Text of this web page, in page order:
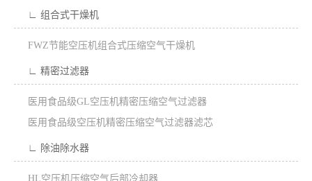
∟ 组合式干燥机
FWZ节能空压机组合式压缩空气干燥机
∟ 精密过滤器
医用食品级GL空压机精密压缩空气过滤器
医用食品级空压机精密压缩空气过滤器滤芯
∟ 除油除水器
HL空压机压缩空气后部冷却器